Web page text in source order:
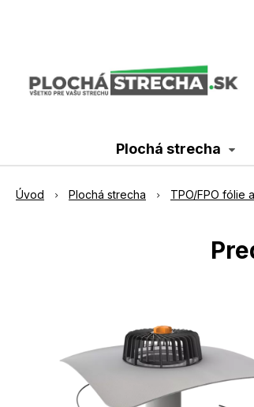
Plochá strecha
Úvod Plochá strecha TPO/FPO fólie